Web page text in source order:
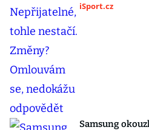
iSport.cz
Samsung